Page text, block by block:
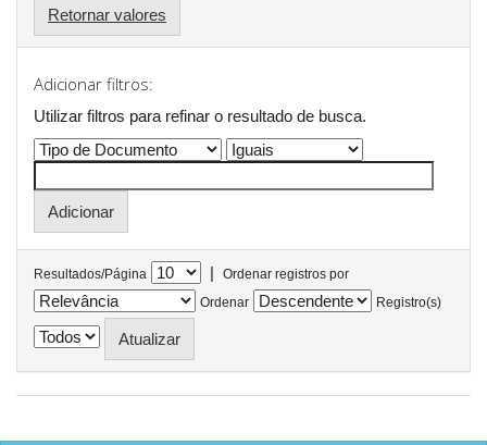
Retornar valores
Adicionar filtros:
Utilizar filtros para refinar o resultado de busca.
Resultados/Página |
Ordenar registros por
Ordenar
Registro(s)